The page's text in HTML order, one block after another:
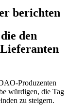
berichten
den
Produzenten
würdigen, die Tag
zu steigern.